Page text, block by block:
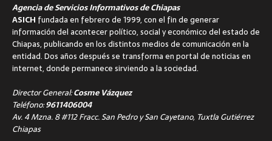
Agencia de Servicios Informativos de Chiapas
ASICH fundada en febrero de 1999, con el fin de generar
información del acontecer político, social y económico del estado de
Chiapas, publicando en los distintos medios de comunicación en la
entidad. Dos años después se transforma en portal de noticias en
internet, donde permanece sirviendo a la sociedad.
Director General:Cosme Vázquez
Teléfono:9611406004
Av. 4 Mzna. 8 #112 Fracc. San Pedro y San Cayetano, Tuxtla Gutiérrez
Chiapas